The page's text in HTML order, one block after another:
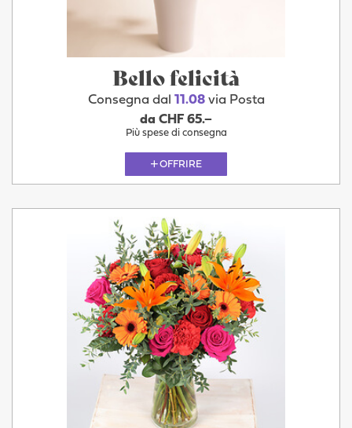
Bello felicità
Consegna dal 11.08via Posta
da CHF 65.–
Più spese di consegna
OFFRIRE